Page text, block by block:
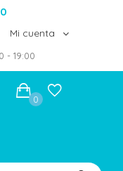
Mi cuenta
- 19:00
0